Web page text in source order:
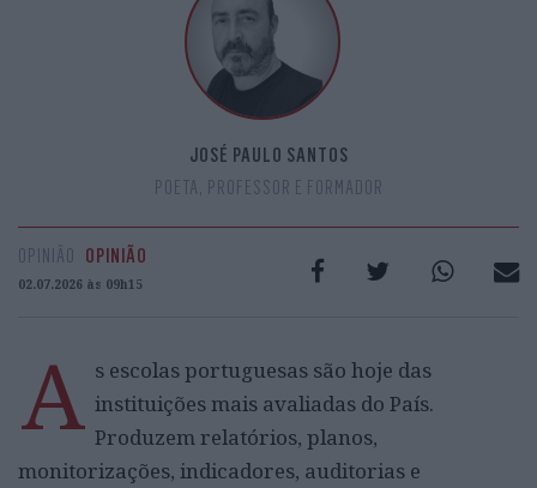
JOSÉ PAULO SANTOS
POETA, PROFESSOR E FORMADOR
OPINIÃO OPINIÃO
02.07.2026 às 09h15
A s escolas portuguesas são hoje das
instituições mais avaliadas do País.
Produzem relatórios, planos,
monitorizações, indicadores, auditorias e